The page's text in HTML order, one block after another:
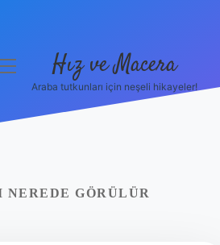
Hız ve Macera
Araba tutkunları için neşeli hikayeler!
NEREDE GÖRÜLÜR